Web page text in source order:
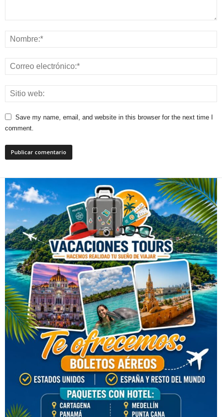
Save my name, email, and website in this browser for the next time I
comment.